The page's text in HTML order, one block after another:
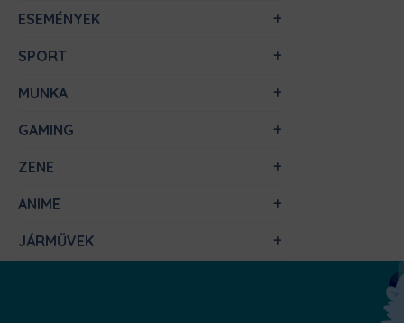
ESEMÉNYEK
SPORT
MUNKA
GAMING
ZENE
ANIME
JÁRMŰVEK